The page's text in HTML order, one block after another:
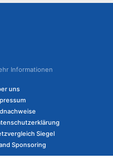
Informationen
uns
Siegel
Sponsoring